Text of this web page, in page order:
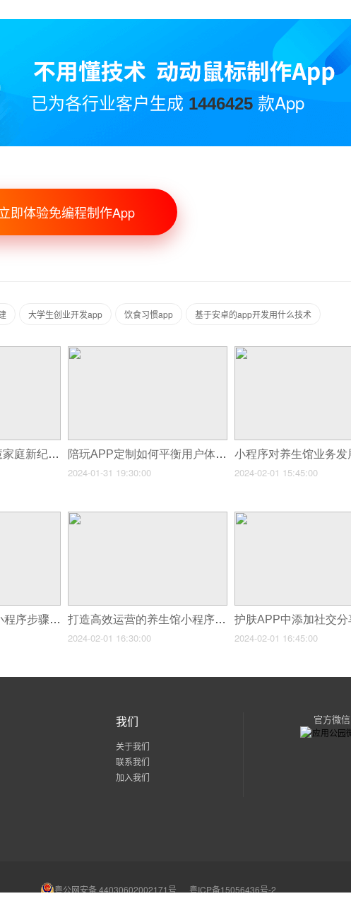
已为各行业客户生成 1446425 款App
即体验免编程制作App
大学生创业开发app 饮食习惯app 基于安卓的app开发用什么技术
家电小程序开启智慧家庭新纪元 陪玩APP定制如何平衡用户体验与商业利益？
2024-01-31 19:30:00 2024-02-01 15:45:00
从0到1搭建多门店小程序步骤详解！ 打造高效运营的养生馆小程序的方法
2024-02-01 16:30:00 2024-02-01 16:45:00
我们
关于我们
联系我们
加入我们
官方微信
粤公网安备 44030602002171号 粤ICP备15056436号-2